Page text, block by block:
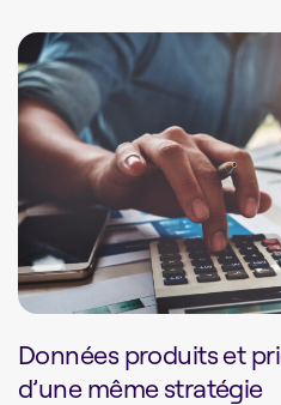
Données produits et
d’une même stratégie